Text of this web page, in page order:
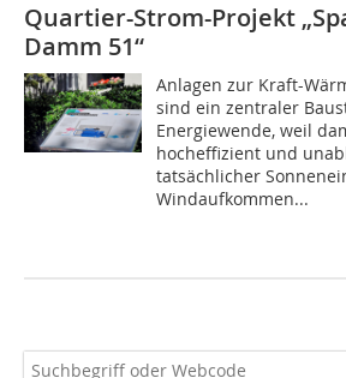
Quartier-Strom-Projekt
Damm 51“
Anlagen zur Kraft-
sind ein zentraler
Energiewende, weil
hocheffizient und
tatsächlicher
Windaufkommen...